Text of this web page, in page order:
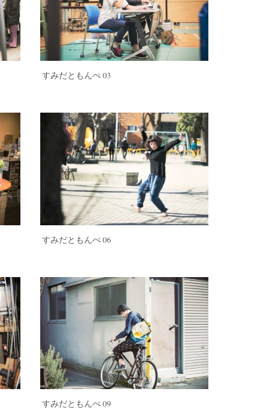
すみだともんぺ 03
すみだともんぺ 06
すみだともんぺ 09